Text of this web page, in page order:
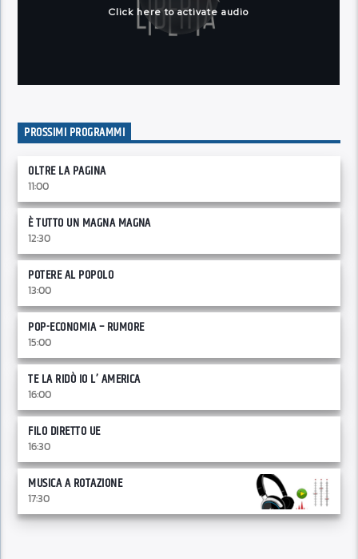
PROSSIMI PROGRAMMI
OLTRE LA PAGINA
11:00
È TUTTO UN MAGNA MAGNA
12:30
POTERE AL POPOLO
13:00
POP-ECONOMIA – RUMORE
15:00
TE LA RIDÒ IO L’ AMERICA
16:00
FILO DIRETTO UE
16:30
MUSICA A ROTAZIONE
17:30